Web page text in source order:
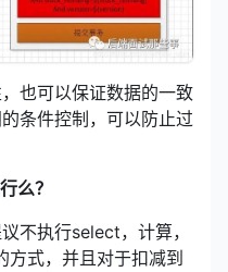
也可以保证数据的一致
条件控制，可以防止过
么？
不执行select，计算，
式，并且对于扣减到